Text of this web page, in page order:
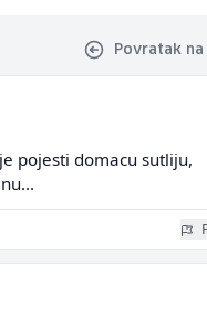
Povratak na
pojesti domacu sutliju,